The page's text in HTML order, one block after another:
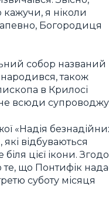
кажучи, я ніколи
Богородиця
собор названий
народився, також
в Крилосі
всюди
«Надія
відбуваються
цієї ікони.
те, що Понтифік
суботу місяця